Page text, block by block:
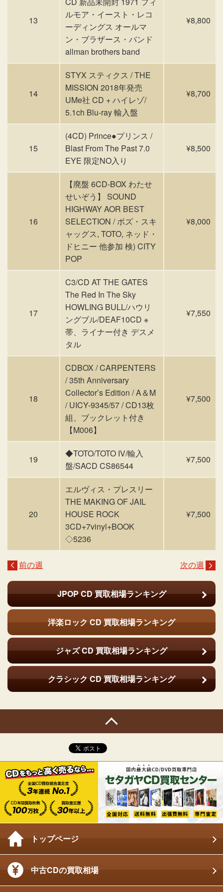
13
ルモア・イースト・レコ
ーディングス オールマ
ン・ブラザース・バンド
allman brothers band
¥8,800
14
STYX スティクス / THE
MISSION 2018年発売
UMe社 CD + ハイレゾ/
5.1ch Blu-ray 輸入盤
¥8,700
15
(4CD) Prince●プリンス /
Blast From The Past 7.0
EYE 限定NO入り
¥8,500
16
【廃盤 6CD-BOX わたせ
せいぞう】 SOUND
HIGHWAY AOR BEST
SELECTION / ボズ・スキ
ャッグス, TOTO, ネッド・
ドヒニー 他参加 検) CITY
POP
¥8,000
17
C3/CD AT THE GATES
The Red In The Sky
HOWLING BULL/ハウリ
ングブル/DEAF10CD ※
帯、ライナー付き デスメ
タル
¥7,550
18
CDBOX / CARPENTERS
/ 35th Anniversary
Collector’s Edition / A＆M
/ UICY-9345/57 / CD13枚
組、ブックレット付き
【M006】
¥7,500
19
◆TOTO/TOTO IV/輸入
盤/SACD CS86544
¥7,500
20
エルヴィス・プレスリー
THE MAKING OF JAIL
HOUSE ROCK
3CD+7vinyl+BOOK
◇5236
¥7,500
前の週 次の週
JPOP CD買取相場ランキング
洋楽ロック CD 買取相場ランキング
ジャズ CD買取相場ランキング
クラシック CD買取相場ランキング
トップページ
中古CDの買取相場